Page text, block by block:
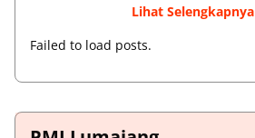
Lihat Selengkapnya
Failed to load posts.